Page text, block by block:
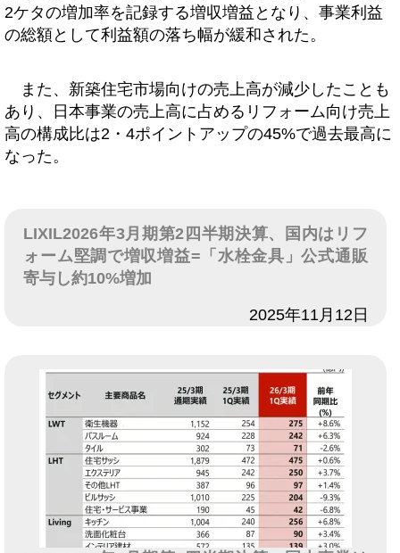
2ケタの増加率を記録する増収増益となり、事業利益
の総額として利益額の落ち幅が緩和された。
また、新築住宅市場向けの売上高が減少したことも
あり、日本事業の売上高に占めるリフォーム向け売上
高の構成比は2・4ポイントアップの45%で過去最高に
なった。
LIXIL2026年3月期第2四半期決算、国内はリフ
ォーム堅調で増収増益=「水栓金具」公式通販
寄与し約10%増加
2025年11月12日